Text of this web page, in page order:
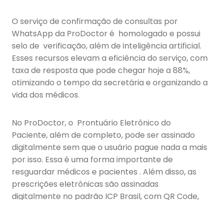
O serviço de confirmação de consultas por
WhatsApp da ProDoctor é homologado e possui
selo de verificação, além de inteligência artificial.
Esses recursos elevam a eficiência do serviço, com
taxa de resposta que pode chegar hoje a 88%,
otimizando o tempo da secretária e organizando a
vida dos médicos.
No ProDoctor, o Prontuário Eletrônico do
Paciente, além de completo, pode ser assinado
digitalmente sem que o usuário pague nada a mais
por isso. Essa é uma forma importante de
resguardar médicos e pacientes . Além disso, as
prescrições eletrônicas são assinadas
digitalmente no padrão ICP Brasil, com QR Code,